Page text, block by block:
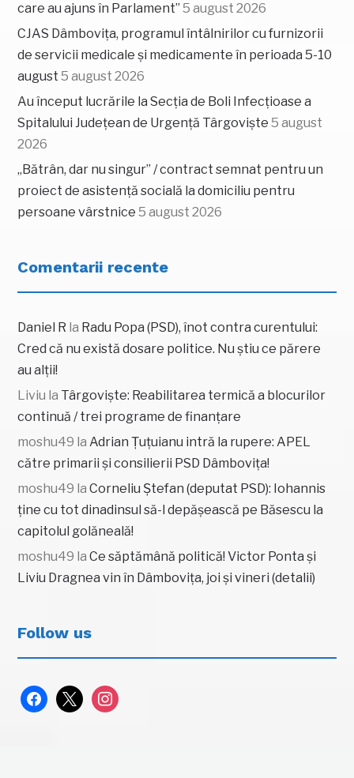
care au ajuns în Parlament” 5 august 2026
CJAS Dâmbovița, programul întâlnirilor cu furnizorii
de servicii medicale și medicamente în perioada 5-10
august 5 august 2026
Au început lucrările la Secția de Boli Infecțioase a
Spitalului Județean de Urgență Târgoviște 5 august
2026
„Bătrân, dar nu singur” / contract semnat pentru un
proiect de asistență socială la domiciliu pentru
persoane vârstnice 5 august 2026
Comentarii recente
Daniel R la Radu Popa (PSD), înot contra curentului:
Cred că nu există dosare politice. Nu știu ce părere
au alții!
Liviu la Târgoviște: Reabilitarea termică a blocurilor
continuă / trei programe de finanțare
moshu49 laAdrian Țuțuianu intră la rupere: APEL
către primarii și consilierii PSD Dâmbovița!
moshu49 laCorneliu Ștefan (deputat PSD): Iohannis
ține cu tot dinadinsul să-l depășească pe Băsescu la
capitolul golăneală!
moshu49 laCe săptămână politică! Victor Ponta și
Liviu Dragnea vin în Dâmbovița, joi și vineri (detalii)
Follow us
facebook
x instagram